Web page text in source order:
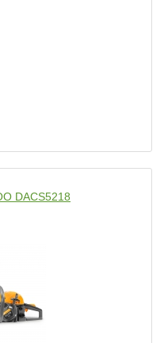
DACS5218